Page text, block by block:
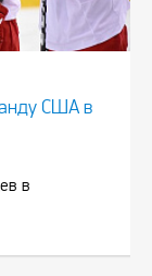
США в
в